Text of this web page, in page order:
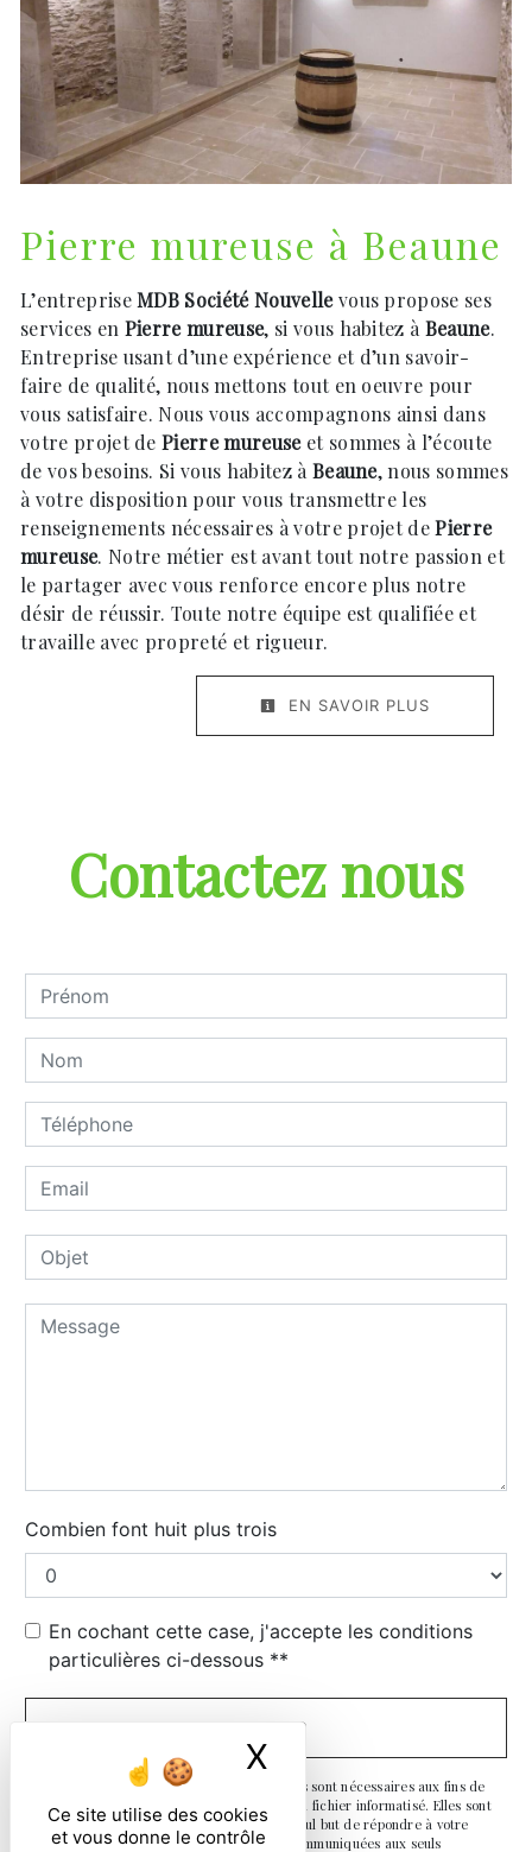
Ce site utilise des cookies
et vous donne le contrôle
X Masquer le
Pierre mureuse à Beaune
L’entrepriseMDB Société Nouvellevous propose ses
services en Pierre mureuse, si vous habitez à Beaune.
Entreprise usant d’une expérience et d’un savoir-
faire de qualité, nous mettons tout en oeuvre pour
vous satisfaire. Nous vous accompagnons ainsi dans
votre projet dePierre mureuseet sommes à l’écoute
de vos besoins. Si vous habitez à Beaune, nous sommes
à votre disposition pour vous transmettre les
renseignements nécessaires à votre projet dePierre
mureuse. Notre métier est avant tout notre passion et
le partager avec vous renforce encore plus notre
désir de réussir. Toute notre équipe est qualifiée et
travaille avec propreté et rigueur.
EN SAVOIR PLUS
Contactez nous
Combien font huit plus trois
En cochant cette case, j'accepte les conditions
particulières ci-dessous **
ENVOYER
** Les données personnelles communiquées sont nécessaires aux fins de
vous contacter et sont enregistrées dans un fichier informatisé. Elles sont
destinées à et ses sous-traitants dans le seul but de répondre à votre
message. Les données collectées seront communiquées aux seuls